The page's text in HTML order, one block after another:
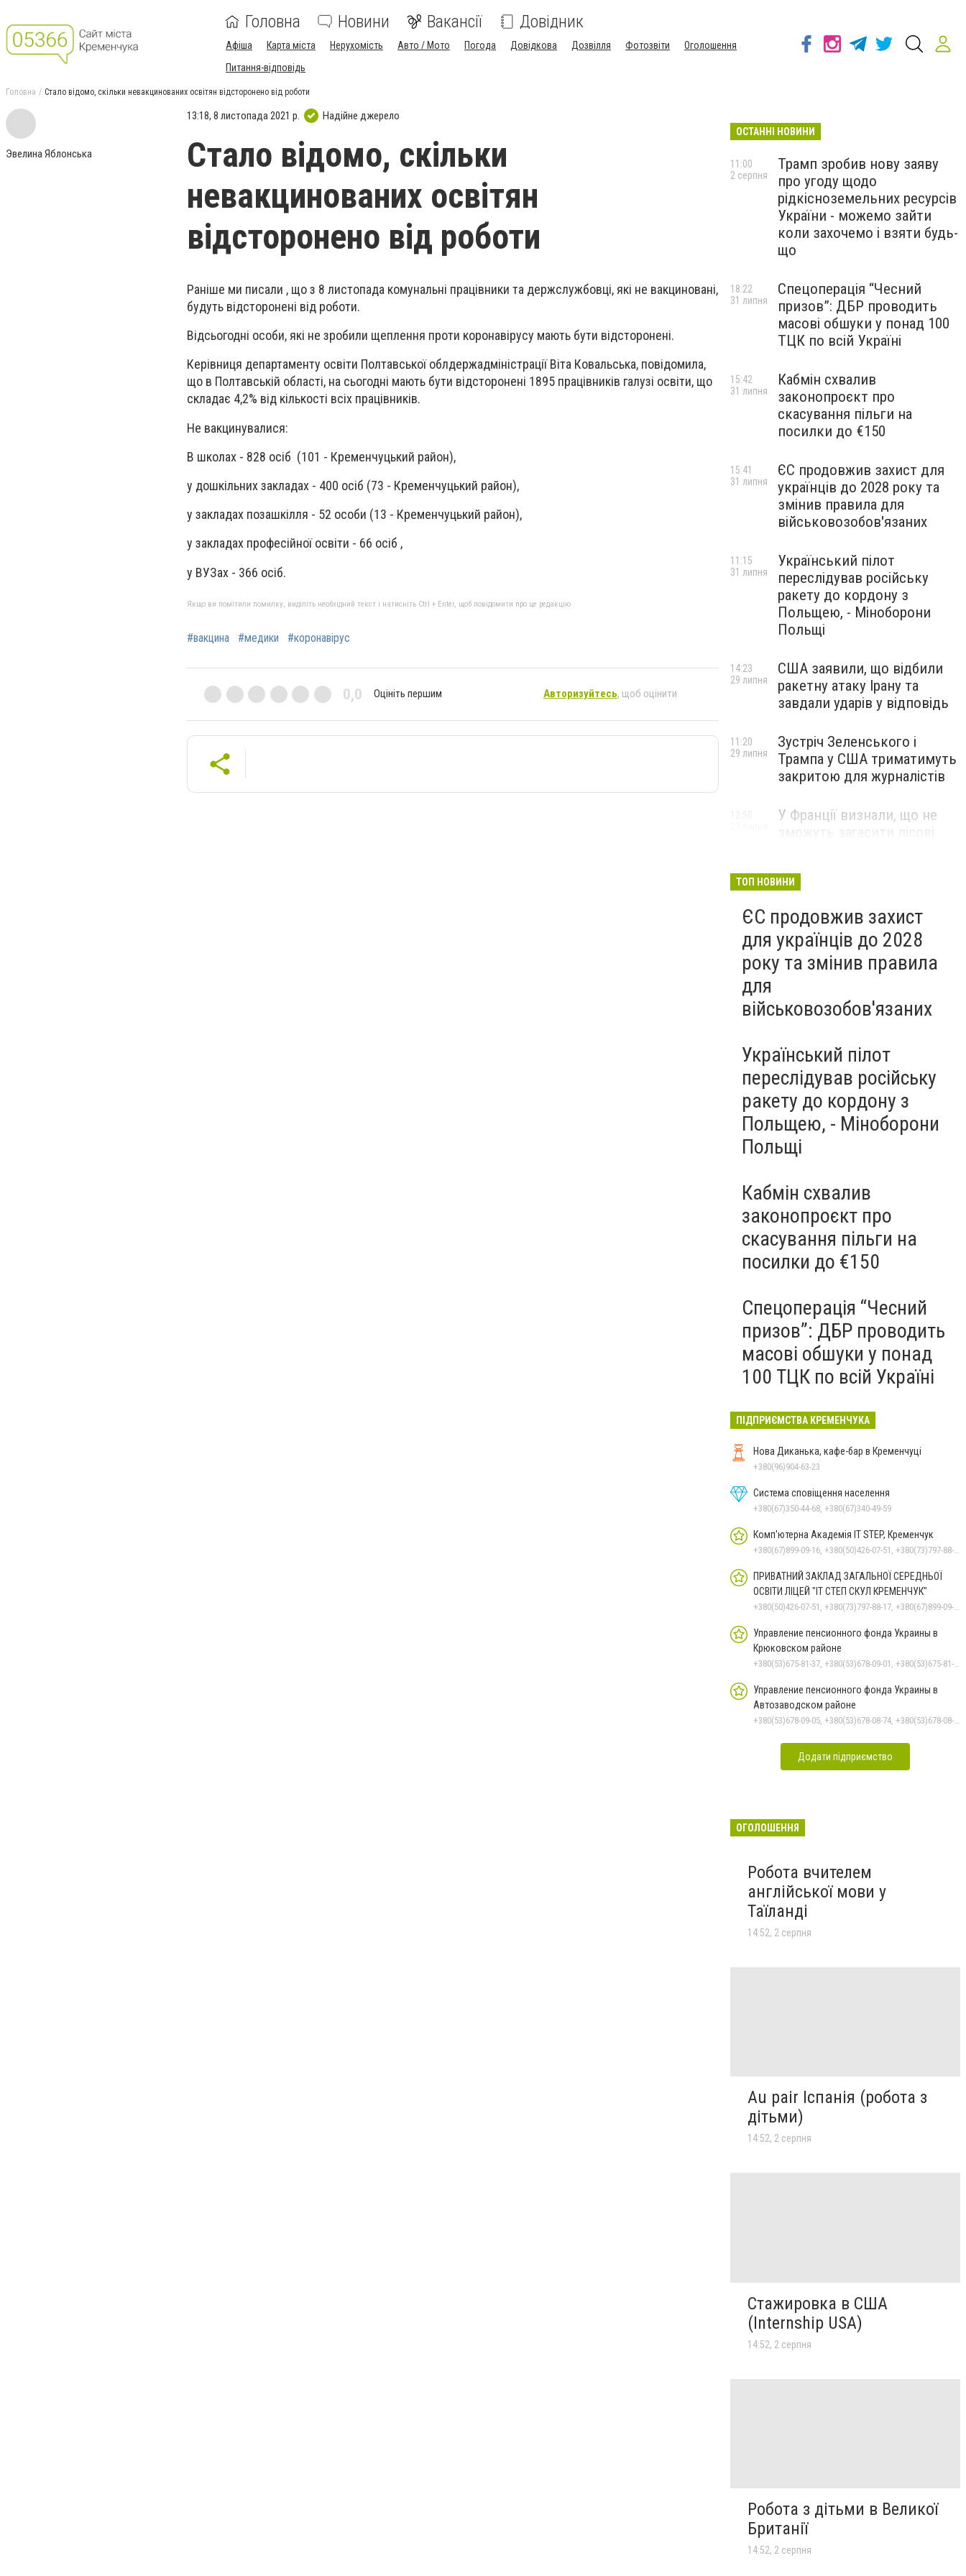
Головна Новини Вакансії Довідник
Афіша Карта міста Нерухомість Авто / Мото Погода Довідкова Дозвілля Фотозвіти
Оголошення
Питання-відповідь
Головна Стало відомо, скільки невакцинованих освітян відсторонено від роботи
Эвелина Яблонська
13:18, 8 листопада 2021 р. Надійне джерело
Стало відомо, скільки
невакцинованих освітян
відсторонено від роботи
Раніше ми писали , що з 8 листопада комунальні працівники та держслужбовці, які не вакциновані,
будуть відсторонені від роботи.
Відсьогодні особи, які не зробили щеплення проти коронавірусу мають бути відсторонені.
Керівниця департаменту освіти Полтавської облдержадміністрації Віта Ковальська, повідомила,
що в Полтавській області, на сьогодні мають бути відсторонені 1895 працівників галузі освіти, що
складає 4,2% від кількості всіх працівників.
Не вакцинувалися:
В школах - 828 осіб (101 - Кременчуцький район),
у дошкільних закладах - 400 осіб (73 - Кременчуцький район),
у закладах позашкілля - 52 особи (13 - Кременчуцький район),
у закладах професійної освіти - 66 осіб ,
у ВУЗах - 366 осіб.
Якщо ви помітили помилку, виділіть необхідний текст і натисніть Ctrl + Enter, щоб повідомити про це редакцію
#вакцина #медики #коронавірус
0,0 Оцініть першим Авторизуйтесь, щоб оцінити
ОСТАННІ НОВИНИ
Трамп зробив нову заяву
про угоду щодо
рідкісноземельних ресурсів
України - можемо зайти
коли захочемо і взяти будь-
що
11:00
2 серпня
Спецоперація “Чесний
призов”: ДБР проводить
масові обшуки у понад 100
ТЦК по всій Україні
18:22
31 липня
Кабмін схвалив
законопроєкт про
скасування пільги на
посилки до €150
15:42
31 липня
ЄС продовжив захист для
українців до 2028 року та
змінив правила для
військовозобов'язаних
15:41
31 липня
Український пілот
переслідував російську
ракету до кордону з
Польщею, - Міноборони
Польщі
11:15
31 липня
США заявили, що відбили
ракетну атаку Ірану та
завдали ударів у відповідь
14:23
29 липня
Зустріч Зеленського і
Трампа у США триматимуть
закритою для журналістів
11:20
29 липня
У Франції визнали, що не
ТОП НОВИНИ
ЄС продовжив захист
для українців до 2028
року та змінив правила
для
військовозобов'язаних
Український пілот
переслідував російську
ракету до кордону з
Польщею, - Міноборони
Польщі
Кабмін схвалив
законопроєкт про
скасування пільги на
посилки до €150
Спецоперація “Чесний
призов”: ДБР проводить
масові обшуки у понад
100 ТЦК по всій Україні
ПІДПРИЄМСТВА КРЕМЕНЧУКА
Нова Диканька, кафе-бар в Кременчуці
+380(96)904-63-23
Система сповіщення населення
+380(67)350-44-68, +380(67)340-49-59
Комп'ютерна Академія IT STEP, Кременчук
+380(67)899-09-16, +380(50)426-07-51, +380(73)797-88-17
ПРИВАТНИЙ ЗАКЛАД ЗАГАЛЬНОЇ СЕРЕДНЬОЇ
ОСВІТИ ЛІЦЕЙ "ІТ СТЕП СКУЛ КРЕМЕНЧУК"
+380(50)426-07-51, +380(73)797-88-17, +380(67)899-09-16
Управление пенсионного фонда Украины в
Крюковском районе
+380(53)675-81-37, +380(53)678-09-01, +380(53)675-81-32, +380(53)675-81-40, +380(53)675-81-33, +380(53)675-81-38, +380(53)675-81-31, +380(53)678-08-87
Управление пенсионного фонда Украины в
Автозаводском районе
+380(53)678-09-05, +380(53)678-08-74, +380(53)678-08-83, +380(53)678-08-41, +380(53)678-08-86
Додати підприємство
ОГОЛОШЕННЯ
Робота вчителем
англійської мови у
Таїланді
14:52, 2 серпня
Au pair Іспанія (робота з
дітьми)
14:52, 2 серпня
Стажировка в США
(Internship USA)
14:52, 2 серпня
Робота з дітьми в Великої
Британії
14:52, 2 серпня